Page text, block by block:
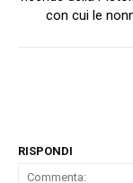
con cui le
RISPONDI